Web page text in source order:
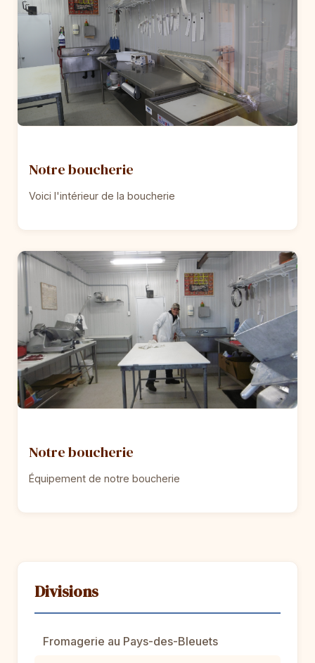
Notre boucherie
Voici l'intérieur de la boucherie
Notre boucherie
Équipement de notre boucherie
Divisions
Fromagerie au Pays-des-Bleuets